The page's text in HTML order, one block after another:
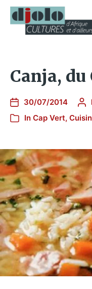
Canja, du
30/07/2014
In Cap Vert,